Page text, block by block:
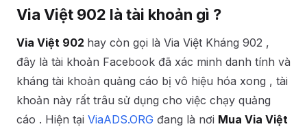
Via Việt 902 là tài khoản gì ?
Via Việt 902 hay còn gọi là Via Việt Kháng 902 ,
đây là tài khoản Facebook đã xác minh danh tính và
kháng tài khoản quảng cáo bị vô hiệu hóa xong , tài
khoản này rất trâu sử dụng cho việc chạy quảng
cáo . Hiện tại ViaADS.ORG đang là nơi Mua Via Việt